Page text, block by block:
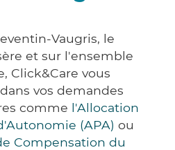
Vaugris, le
et sur l'ensemble
Click&Care vous
vos demandes
comme l'Allocation
(APA) ou
Compensation du